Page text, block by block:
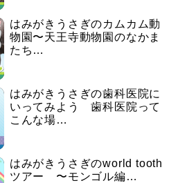
はみがきうさぎのカムカム動
物園〜天王寺動物園のなかま
たち…
はみがきうさぎの歯科医院に
いってみよう 歯科医院って
こんな場…
はみがきうさぎのworld tooth
ツアー 〜モンゴル編…